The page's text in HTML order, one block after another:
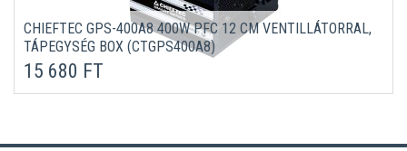
CHIEFTEC GPS-400A8 400W PFC 12 CM VENTILLÁTORRAL,
TÁPEGYSÉG BOX (CTGPS400A8)
15 680 FT